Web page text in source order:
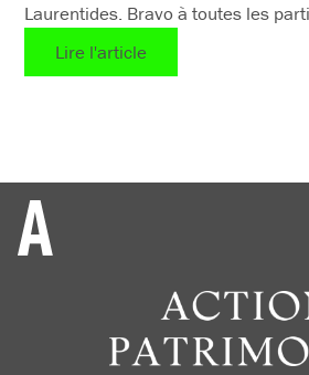
Laurentides. Bravo à toutes les
Lire l'article